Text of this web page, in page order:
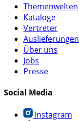
Themenwelten
Kataloge
Vertreter
Auslieferungen
Über uns
Jobs
Presse
Social Media
Instagram